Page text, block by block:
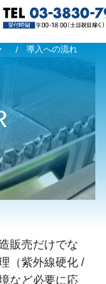
導入への流れ
販売だけでな
（紫外線硬化 /
など必要に応